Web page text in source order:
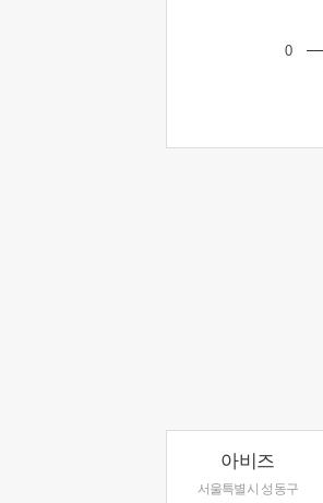
0
아비즈
서울특별시 성동구